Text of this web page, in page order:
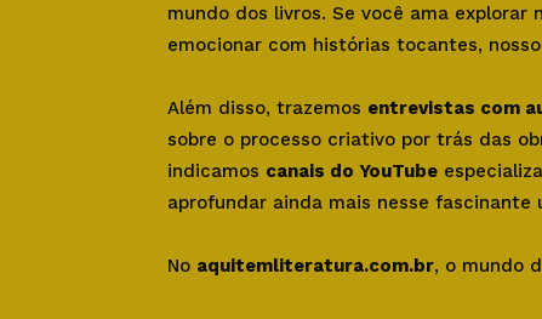
mundo dos livros. Se você ama explorar
emocionar com histórias tocantes,
Além disso, trazemos entrevistas com
sobre o processo criativo por trás das
indicamos canais do YouTube
aprofundar ainda mais nesse fascinante
No aquitemliteratura.com.br, o mundo